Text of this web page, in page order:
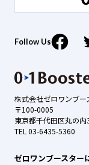
株式会社ゼロワンブー
〒100-0005
東京都千代田区丸の
TEL 03-6435-5360
ゼロワンブースター
Follow Us